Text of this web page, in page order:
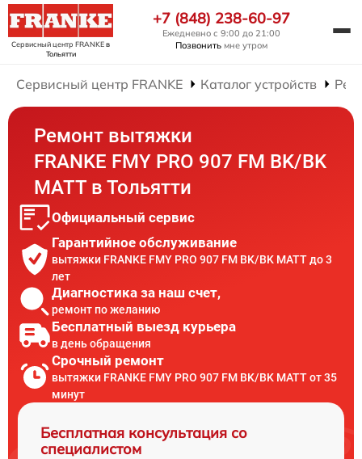
Сервисный центр FRANKEв
Тольятти
+7 (848) 238-60-97
Ежедневно с 9:00 до 21:00
Позвонить мне утром
Сервисный центр FRANKE Каталог устройств
Ремонт вытяжки
FRANKE FMY PRO 907 FM BK/BK
MATT в Тольятти
Официальный сервис
Гарантийное обслуживание
вытяжки FRANKE FMY PRO 907 FM BK/BK MATT до 3
лет
Диагностика за наш счет,
ремонт по желанию
Бесплатный выезд курьера
в день обращения
Срочный ремонт
вытяжки FRANKE FMY PRO 907 FM BK/BK MATT от 35
минут
Бесплатная консультация со
специалистом